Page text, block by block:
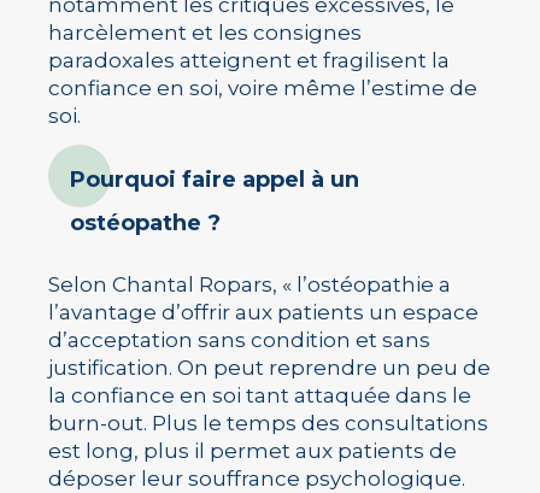
notamment les critiques excessives, le
harcèlement et les consignes
paradoxales atteignent et fragilisent la
confiance en soi, voire même l’estime de
soi.
Pourquoi faire appel à un
ostéopathe ?
Selon Chantal Ropars, « l’ostéopathie a
l’avantage d’offrir aux patients un espace
d’acceptation sans condition et sans
justification. On peut reprendre un peu de
la confiance en soi tant attaquée dans le
burn-out. Plus le temps des consultations
est long, plus il permet aux patients de
déposer leur souffrance psychologique.